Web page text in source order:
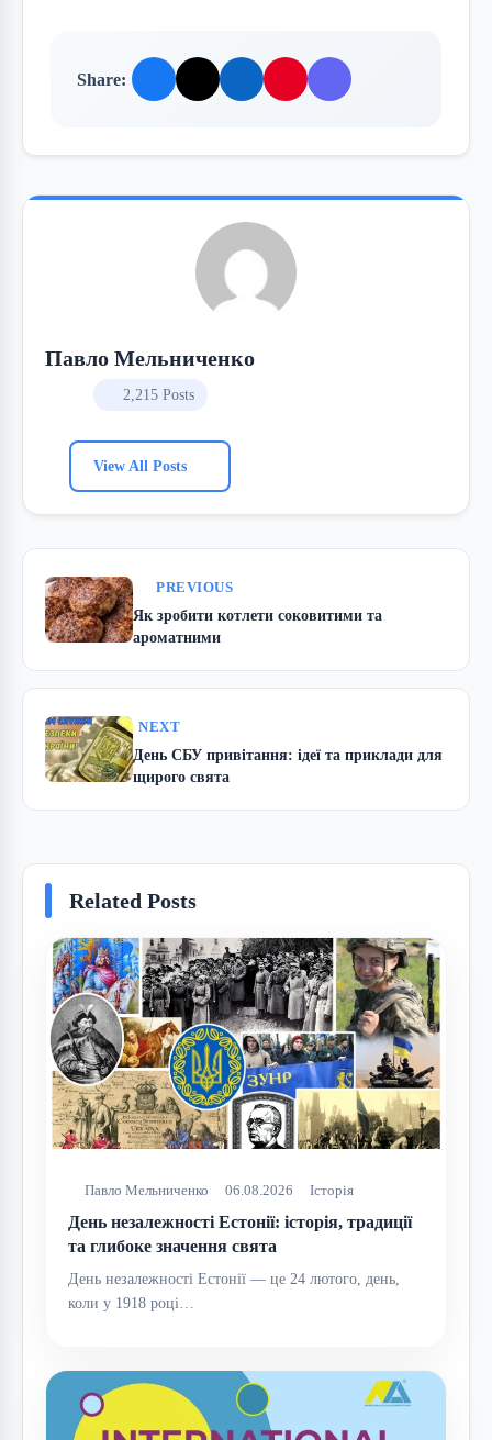
Share:
Павло Мельниченко
2,215 Posts
View All Posts
PREVIOUS
Як зробити котлети соковитими та
ароматними
NEXT
День СБУ привітання: ідеї та приклади для
щирого свята
Related Posts
Павло Мельниченко 06.08.2026 Історія
День незалежності Естонії: історія, традиції
та глибоке значення свята
День незалежності Естонії — це 24 лютого, день,
коли у 1918 році…